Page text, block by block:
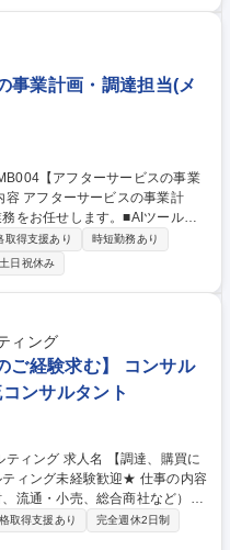
・原薬情報の収集・管理、変更
門との情報共有や連携したPJ
事業計画・調達担当(メ
をお任せします。■AIツールを
率的な調達を行うことで、顧客
を実現する
ータイ補償用交換端末調達業
務詳細】■直近の求償実績をベ
測結果に基づき、必要在庫数、
達したケータイ補償用交換端末
取得支援あり
時短勤務あり
土日祝休み
ィング
ご経験求む】 コンサル
ンサルタント
調達、購買に
未経験歓迎★ 仕事の内容
流通・小売、総合商社など）の
を、最上流の戦略立案からIT導
【プロジェクト事
取得支援あり
完全週休2日制